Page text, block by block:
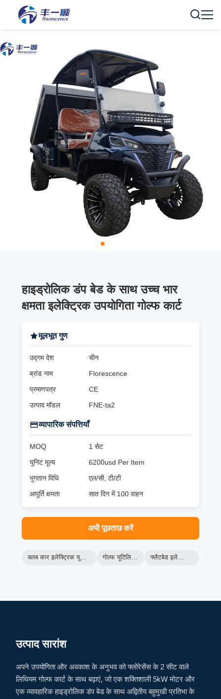
हाइड्रोलिक डंप बेड के साथ उच्च भार
क्षमता इलेक्ट्रिक उपयोगिता गोल्फ कार्ट
मूलभूत गुण
उद्गम देश
चीन
ब्रांड नाम
Florescence
प्रमाणपत्र
CE
उत्पाद मॉडल
FNE-ta2
व्यापारिक संपत्तियाँ
MOQ
1 सेट
यूनिट मूल्य
6200usd Per Item
भुगतान विधि
एल/सी, टी/टी
आपूर्ति क्षमता
सात दिन में 100 वाहन
अभी पूछताछ करें
क्लब कार इलेक्ट्रिक यूटिलिटी वाहन गोल्फ यूटिलिटी वाहन फ्लैटबेड इलेक्ट्रिक कार्ट
उत्पाद सारांश
अपने उपयोगिता और अवकाश के अनुभव को फ्लोरेसेंस के 2 सीट वाले
लिथियम गोल्फ कार्ट के साथ बढ़ाएं, जो एक शक्तिशाली 5kW मोटर और
एक व्यावहारिक हाइड्रोलिक डंप बेड के साथ अद्वितीय बहुमुखी प्रतिभा के